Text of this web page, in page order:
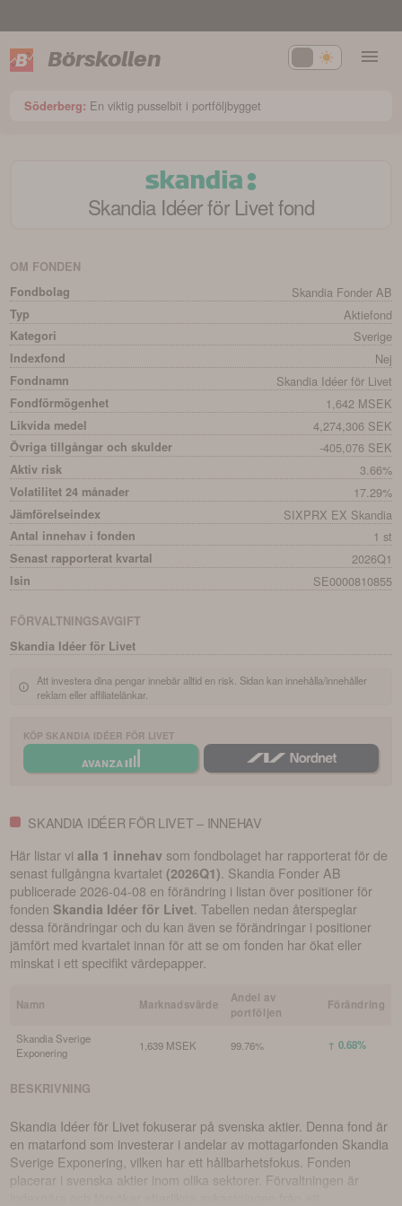
Börskollen
Söderberg: En viktig pusselbit i portföljbygget
Skandia Idéer för Livetfond
OM FONDEN
Fondbolag
Skandia Fonder AB
Typ Aktiefond
Kategori Sverige
Indexfond Nej
Fondnamn Skandia Idéer för Livet
Fondförmögenhet 1,642 MSEK
Likvida medel 4,274,306 SEK
Övriga tillgångar och skulder -405,076 SEK
Aktiv risk 3.66%
Volatilitet 24 månader 17.29%
Jämförelseindex SIXPRX EX Skandia
Antal innehav i fonden 1 st
Senast rapporterat kvartal 2026Q1
Isin SE0000810855
FÖRVALTNINGSAVGIFT
Skandia Idéer för Livet
Att investera dina pengar innebär alltid en risk. Sidan kan innehålla/innehåller
reklam eller affiliatelänkar.
KÖP SKANDIA IDÉER FÖR LIVET
SKANDIA IDÉER FÖR LIVET – INNEHAV
Här listar vialla 1 innehav som fondbolaget har rapporterat för de
senast fullgångna kvartalet (2026Q1) Skandia Fonder AB
publicerade 2026-04-08 en förändring i listan över positioner för
fonden Skandia Idéer för Livet . Tabellen nedan återspeglar
dessa förändringar och du kan även se förändringar i positioner
jämfört med kvartalet innan för att se om fonden har ökat eller
minskat i ett specifikt värdepapper.
Namn Marknadsvärde
Andel av
portföljen
Förändring
Skandia Sverige
Exponering
1,639 MSEK 99.76% ↑ 0.68%
BESKRIVNING
Skandia Idéer för Livet fokuserar på svenska aktier. Denna fond är
en matarfond som investerar i andelar av mottagarfonden Skandia
Sverige Exponering, vilken har ett hållbarhetsfokus. Fonden
placerar i svenska aktier inom olika sektorer. Förvaltningen är